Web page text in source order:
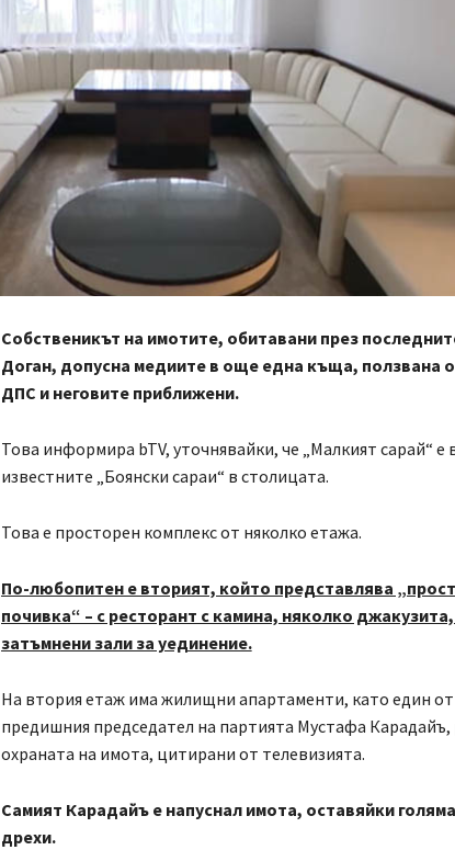
Собственикът на имотите, обитавани през
Доган, допусна медиите в още една къща, ползвана
ДПС и неговите приближени.
Това информира bTV, уточнявайки, че „Малкият сарай“ е
известните „Боянски сараи“ в столицата.
Това е просторен комплекс от няколко етажа.
По-любопитен е вторият, който представлява
почивка“ – с ресторант с камина, няколко
затъмнени зали за уединение.
На втория етаж има жилищни апартаменти, като един от
предишния председател на партията Мустафа
охраната на имота, цитирани от телевизията.
Самият Карадайъ е напуснал имота, оставяйки
дрехи.